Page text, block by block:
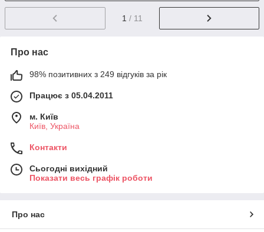
1 / 11
Про нас
98% позитивних з 249 відгуків за рік
Працює з 05.04.2011
м. Київ
Київ, Україна
Контакти
Сьогодні вихідний
Показати весь графік роботи
Про нас